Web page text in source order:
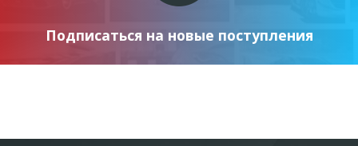
Подписаться на новые поступления